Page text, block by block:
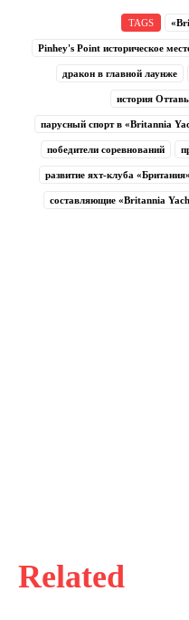
Related
TAGS
Pinhey's Point историческое
дракон в главной лаунже
история
парусный спорт в «Britannia
победители соревнований
развитие яхт-клуба «Британия»
составляющие «Britannia